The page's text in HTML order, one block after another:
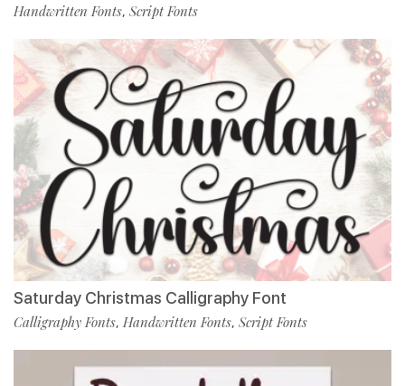
Handwritten Fonts, Script Fonts
Saturday Christmas Calligraphy Font
Calligraphy Fonts, Handwritten Fonts, Script Fonts